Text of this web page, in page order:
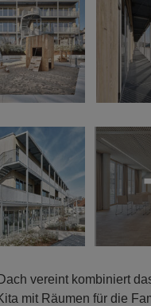
vereint kombiniert
mit Räumen für die